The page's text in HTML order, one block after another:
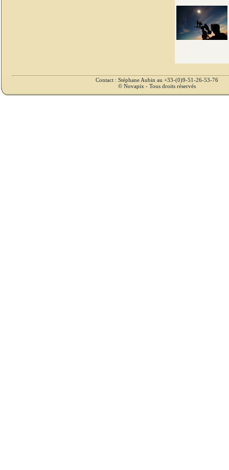
Contact : Stéphane Aubin au +33-(0)9-51-26-53-76
© Novapix - Tous droits réservés